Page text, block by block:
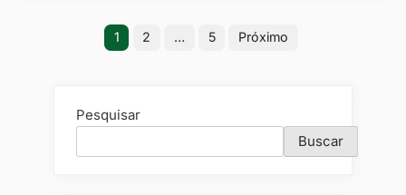
Paginação
1 2 … 5 Próximo
Pesquisar
Buscar